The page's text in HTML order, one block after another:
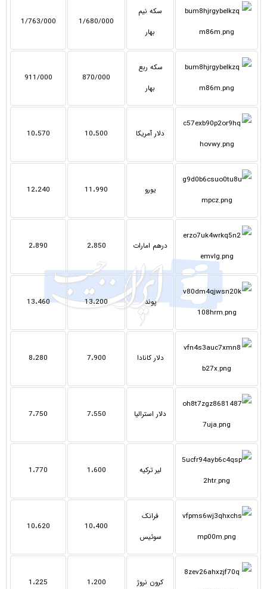
سکه نیم
بهار
1/680/000
1/763/000
سکه ربع
بهار
870/000
911/000
دلار آمریکا 10،500 10،570
یورو 11،990 12،240
درهم امارات 2،850 2،890
پوند 13،200 13،460
دلار کانادا 7،900 8،280
دلار استرالیا 7،550 7،750
لیر ترکیه 1،600 1،770
فرانک
سوئیس
10،400 10،620
کرون نروژ 1،200 1،225